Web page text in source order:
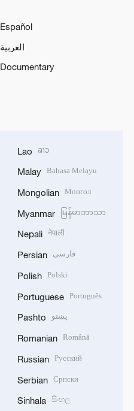
Español
العربية
Documentary
Lao ລາວ
Malay Bahasa Melayu
Mongolian Монгол
Myanmar မြန်မာဘာသာ
Nepali नेपाली
Persian فارسی
Polish Polski
Portuguese Português
Pashto پښتو
Romanian Română
Russian Русский
Serbian Српски
Sinhala සිංහල